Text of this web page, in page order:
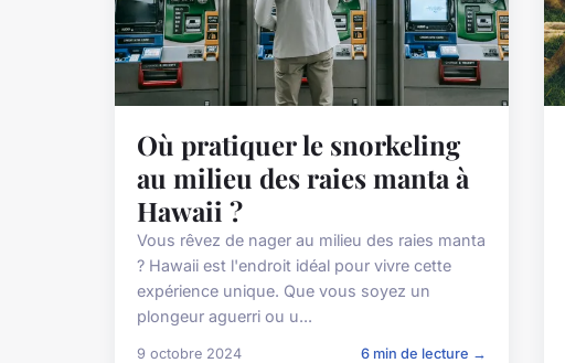
Où pratiquer le snorkeling
au milieu des raies manta à
Hawaii ?
Vous rêvez de nager au milieu des raies manta
? Hawaii est l'endroit idéal pour vivre cette
expérience unique. Que vous soyez un
plongeur aguerri ou u...
9 octobre 2024 6 min de lecture →